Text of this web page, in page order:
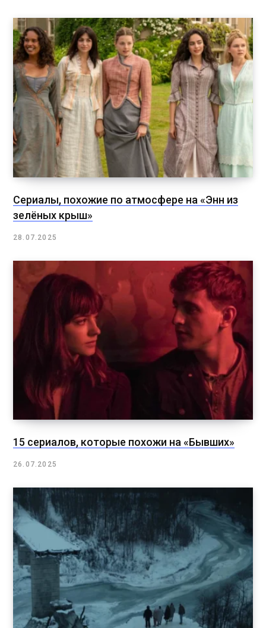
Сериалы, похожие по атмосфере на «Энн из
зелёных крыш»
28.07.2025
15 сериалов, которые похожи на «Бывших»
26.07.2025